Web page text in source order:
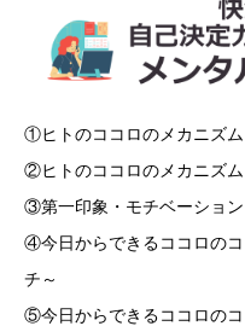
①ヒトのココロのメカニズ
②ヒトのココロのメカニズム
③第一印象・モチベーショ
④今日からできるココロの
チ～
⑤今日からできるココロの